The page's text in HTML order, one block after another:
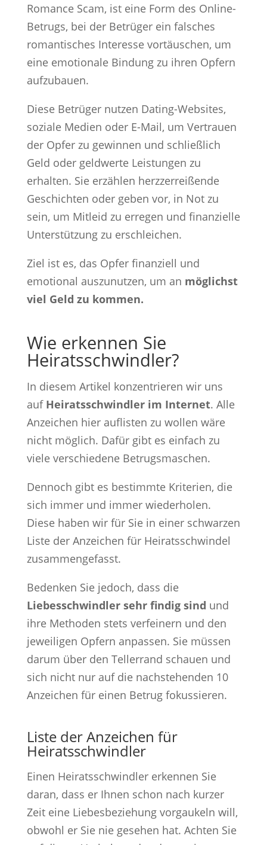
Romance Scam, ist eine Form des Online-
Betrugs, bei der Betrüger ein falsches
romantisches Interesse vortäuschen, um
eine emotionale Bindung zu ihren Opfern
aufzubauen.
Diese Betrüger nutzen Dating-Websites,
soziale Medien oder E-Mail, um Vertrauen
der Opfer zu gewinnen und schließlich
Geld oder geldwerte Leistungen zu
erhalten. Sie erzählen herzzerreißende
Geschichten oder geben vor, in Not zu
sein, um Mitleid zu erregen und finanzielle
Unterstützung zu erschleichen.
Ziel ist es, das Opfer finanziell und
emotional auszunutzen, um an möglichst
viel Geld zu kommen.
Wie erkennen Sie
Heiratsschwindler?
In diesem Artikel konzentrieren wir uns
auf Heiratsschwindler im Internet. Alle
Anzeichen hier auflisten zu wollen wäre
nicht möglich. Dafür gibt es einfach zu
viele verschiedene Betrugsmaschen.
Dennoch gibt es bestimmte Kriterien, die
sich immer und immer wiederholen.
Diese haben wir für Sie in einer schwarzen
Liste der Anzeichen für Heiratsschwindel
zusammengefasst.
Bedenken Sie jedoch, dass die
Liebesschwindler sehr findig sind und
ihre Methoden stets verfeinern und den
jeweiligen Opfern anpassen. Sie müssen
darum über den Tellerrand schauen und
sich nicht nur auf die nachstehenden 10
Anzeichen für einen Betrug fokussieren.
Liste der Anzeichen für
Heiratsschwindler
Einen Heiratsschwindler erkennen Sie
daran, dass er Ihnen schon nach kurzer
Zeit eine Liebesbeziehung vorgaukeln will,
obwohl er Sie nie gesehen hat. Achten Sie